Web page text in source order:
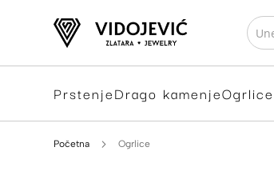
PrstenjeDrago kamenjeOgrlice
Početna Ogrlice